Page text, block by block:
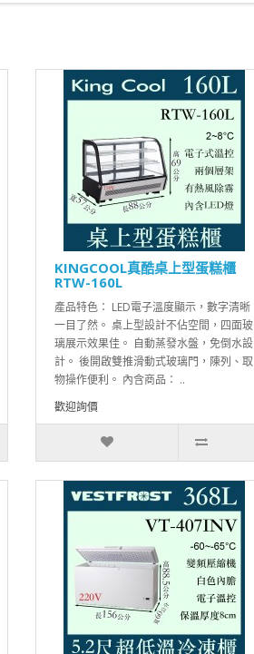
KINGCOOL真酷桌上型蛋糕櫃
RTW-160L
產品特色： LED電子溫度顯示，數字清晰
一目了然。 桌上型設計不佔空間，四面玻
璃展示效果佳。 自動蒸發水盤，免倒水設
計。 後開啟雙推滑動式玻璃門，陳列、取
物操作便利。 內含商品： ..
歡迎詢價